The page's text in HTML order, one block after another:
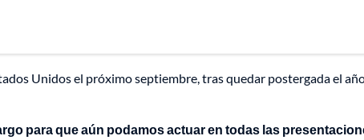
Unidos el próximo septiembre, tras quedar postergada el
para que aún podamos actuar en todas las